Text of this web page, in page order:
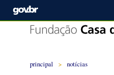
principal > notícias